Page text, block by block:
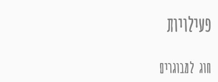
פעילויות
חוג למבוגרים